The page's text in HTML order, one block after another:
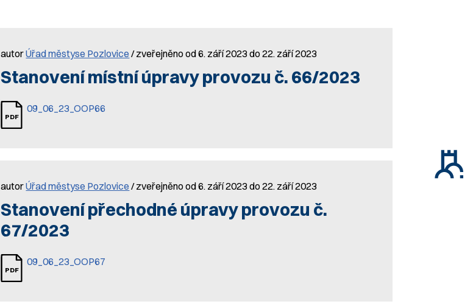
autorÚřad městyse Pozlovice / zveřejněno od 6. září 2023 do 22. září 2023
Stanovení místní úpravy provozu č. 66/2023
09_06_23_OOP66
autorÚřad městyse Pozlovice / zveřejněno od 6. září 2023 do 22. září 2023
Stanovení přechodné úpravy provozu č.
67/2023
09_06_23_OOP67